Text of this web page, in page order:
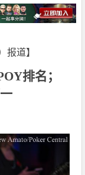
报道】
排名；